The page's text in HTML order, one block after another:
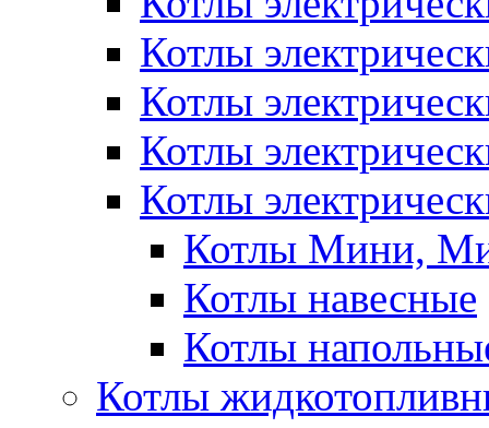
Котлы
Котлы
Котлы
Котлы
Котлы Мини,
Котлы навесные
Котлы
Котлы